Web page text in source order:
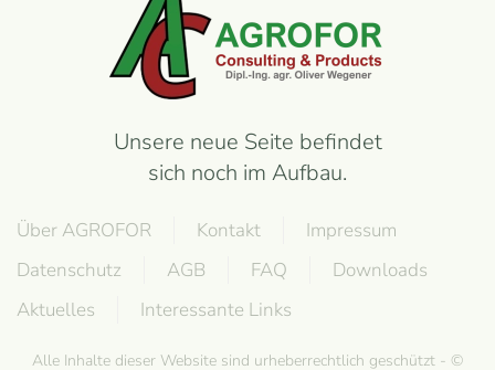
Unsere neue Seite befindet
sich noch im Aufbau.
Über AGROFOR Kontakt
Impressum
Datenschutz
AGB FAQ
Downloads
Aktuelles
Interessante Links
Alle Inhalte dieser Website sind urheberrechtlich geschützt - ©